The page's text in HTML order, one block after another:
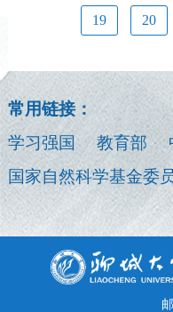
19 20
常用链接：
学习强国
教育部
国家自然科学基金委